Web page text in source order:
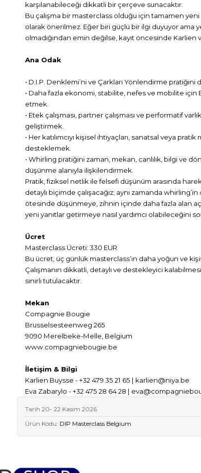
karşılanabileceği dikkatli bir çerçeve sunacaktır.
Bu çalışma bir masterclass olduğu için tamamen
olarak önerilmez. Eğer biri güçlü bir ilgi duyuyor ama
olmadığından emin değilse, kayıt öncesinde Karlien
Ana Odak
• D.I.P. Denklemi’ni ve Çarkları Yönlendirme pratiğini
• Daha fazla ekonomi, stabilite, nefes ve mobilite için
etmek.
• Etek çalışması, partner çalışması ve performatif
geliştirmek.
• Her katılımcıyı kişisel ihtiyaçları, sanatsal veya
desteklemek.
• Whirling pratiğini zaman, mekan, canlılık, bilgi ve
düşünme alanıyla ilişkilendirmek.
Pratik, fiziksel netlik ile felsefi düşünüm arasında
detaylı biçimde çalışacağız; aynı zamanda
ötesinde düşünmeye, zihnin içinde daha fazla alan
yeni yanıtlar getirmeye nasıl yardımcı olabileceğini
Ücret
Masterclass Ücreti: 330 EUR
Bu ücret, üç günlük masterclass’ın daha yoğun ve
Çalışmanın dikkatli, detaylı ve destekleyici kalabilmesi
sınırlı tutulacaktır.
Mekan
Compagnie Bougie
Brusselsesteenweg 265
9090 Merelbeke-Melle, Belgium
www.compagniebougie.be
İletişim & Bilgi
Karlien Buysse - +32 479 35 21 65 | karlien@niya.be
Eva Zabarylo - +32 475 28 64 28 |
Tarih 20- 22 Kasım 2026
Ürün Kodu: DIP Masterclass Belgium